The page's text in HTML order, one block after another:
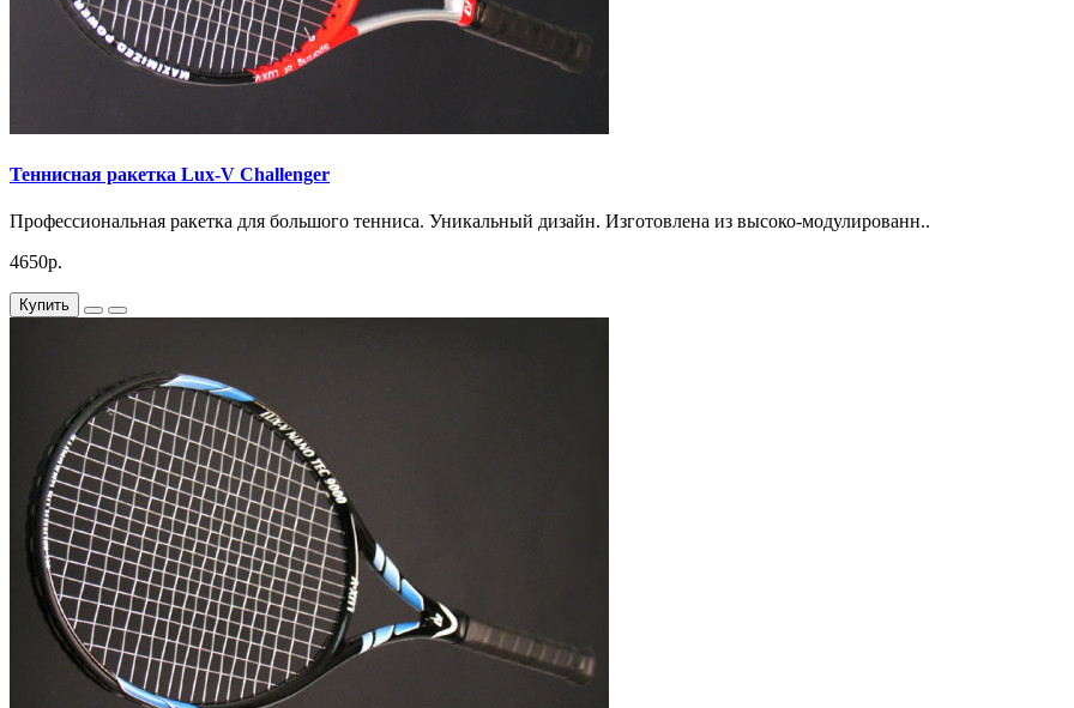
Теннисная ракетка Lux-V Challenger
Профессиональная ракетка для большого тенниса. Уникальный дизайн. Изготовлена из высоко-модулированн..
4650р.
Купить